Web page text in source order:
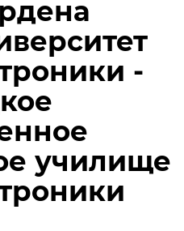
-
училище